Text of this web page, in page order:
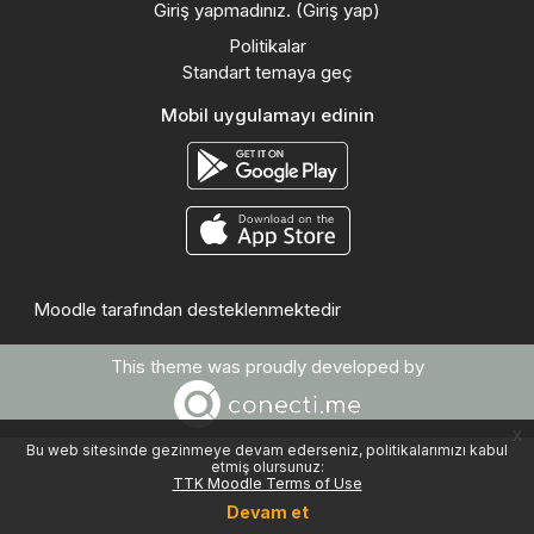
Bu web sitesinde gezinmeye devam ederseniz, politikalarımızı kabul
etmiş olursunuz:
TTK Moodle Terms of Use
Devam et
x
Giriş yapmadınız. (Giriş yap)
Politikalar
Standart temaya geç
Mobil uygulamayı edinin
Moodle tarafından desteklenmektedir
This theme was proudly developed by